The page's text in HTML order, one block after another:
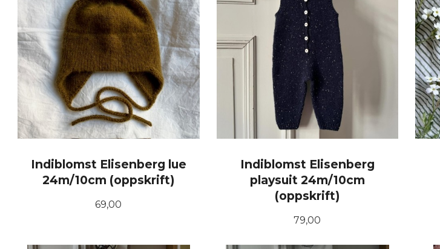
Indiblomst Elisenberg lue
24m/10cm (oppskrift)
Pris
69,00
Indiblomst Elisenberg
playsuit 24m/10cm
(oppskrift)
Pris
79,00